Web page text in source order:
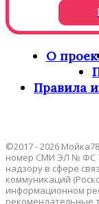
О
Правила
©2017 - 2026
номер СМИ ЭЛ № ФС
надзору в сфере
коммуникаций
информационном
рекомендательные